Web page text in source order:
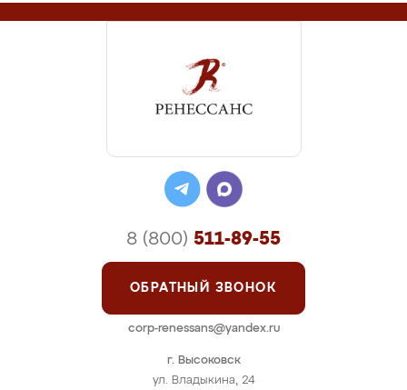
г. Высоковск
ул. Владыкина, 24
8 (800) 511-89-55
ОБРАТНЫЙ ЗВОНОК
corp-renessans@yandex.ru